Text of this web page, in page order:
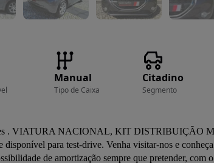
Manual
Tipo de Caixa
Citadino
Segmento
. VIATURA NACIONAL, KIT DISTRIBUIÇÃO
para test-drive. Venha visitar-nos e
de amortização sempre que pretender, com